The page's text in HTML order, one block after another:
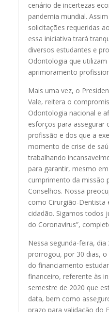
cenário de incertezas
pandemia mundial.
solicitações requeridas
essa iniciativa trará
diversos estudantes e
Odontologia que utilizam
aprimoramento
Mais uma vez, o
Vale, reitera o
Odontologia nacional e
esforços para assegurar
profissão e dos que a
momento de crise de
trabalhando
para garantir, mesmo
cumprimento da missão
Conselhos. Nossa
como Cirurgião-Dentista
cidadão. Sigamos todos
do Coronavírus”,
Nessa segunda-feira,
prorrogou, por 30 dias,
do financiamento
financeiro, referente às
semestre de 2020 que
data, bem como
prazo para validação do